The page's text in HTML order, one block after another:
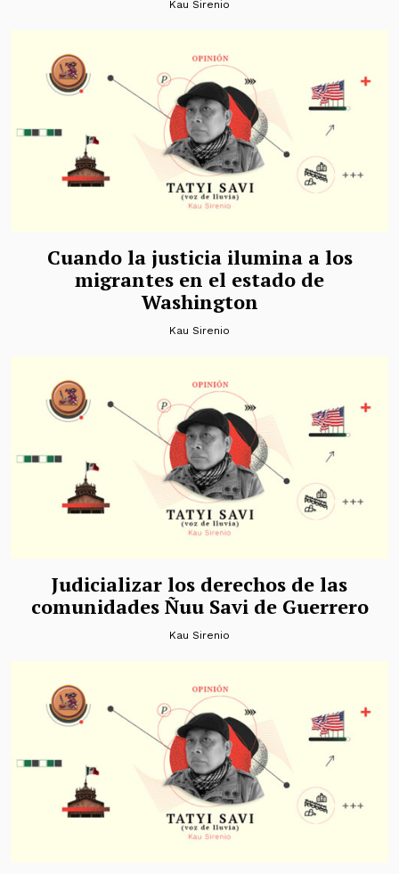
Kau Sirenio
Cuando la justicia ilumina a los
migrantes en el estado de
Washington
Kau Sirenio
Judicializar los derechos de las
comunidades Ñuu Savi de Guerrero
Kau Sirenio